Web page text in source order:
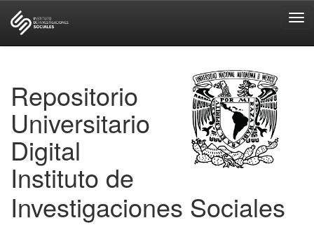
Repositorio
Universitario
Digital
Instituto de
Investigaciones Sociales